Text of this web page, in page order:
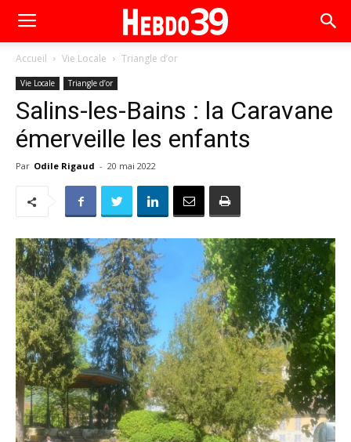
Accueil Vie Locale Triangle d’or
Vie Locale Triangle d’or
Salins-les-Bains : la Caravane
émerveille les enfants
Par Odile Rigaud - 20 mai 2022